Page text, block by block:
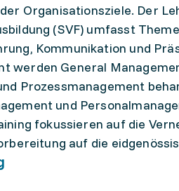
Organisationsziele. Der
(SVF) umfasst
Kommunikation und
werden General
Prozessmanagement
und
fokussieren auf die
auf die